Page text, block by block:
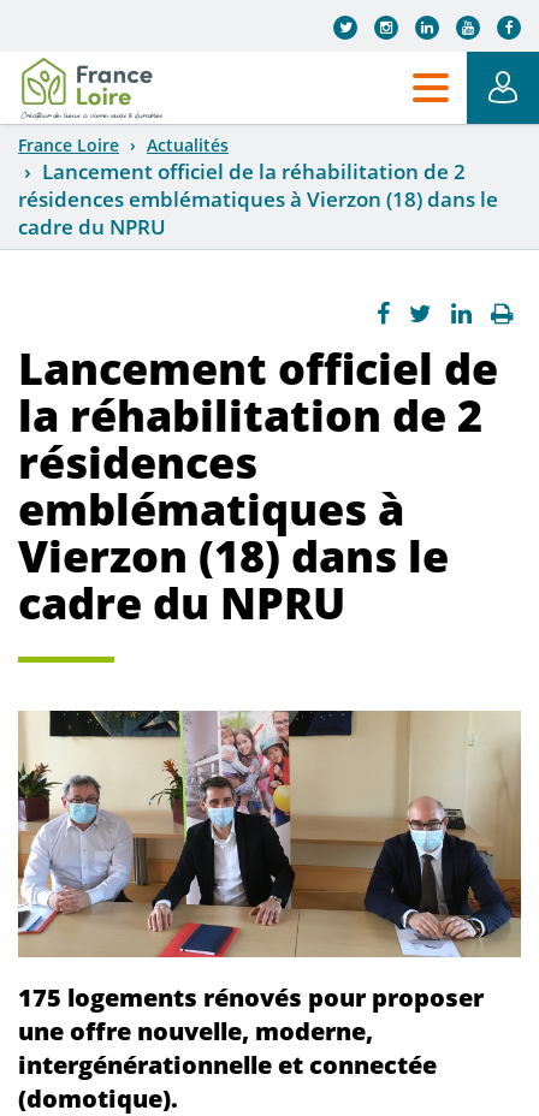
France Loire Actualités
Lancement officiel de la réhabilitation de 2
résidences emblématiques à Vierzon (18) dans le
cadre du NPRU
Lancement officiel de
la réhabilitation de 2
résidences
emblématiques à
Vierzon (18) dans le
cadre du NPRU
175 logements rénovés pour proposer
une offre nouvelle, moderne,
intergénérationnelle et connectée
(domotique).